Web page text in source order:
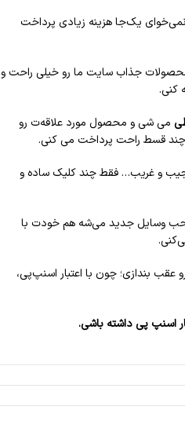
یک‌جا هزینه زیادی پرداخت
جذاب سایت ما رو خیلی راحت و
کنی.
می شی و محصول مورد علاقه‌ت رو
چند قسط راحت پرداخت می کنی.
و غریب… فقط چند کلیک ساده و
وسایل جدید می‌شه هم خودت با
بندازی؛ چون با اعتبار اسنپ‌پی،
اسنپ پی داشته باشی.